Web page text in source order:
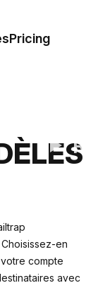
Pricing
en
compte
avec